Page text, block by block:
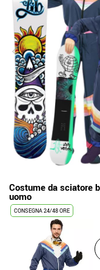
Costume da sciatore
uomo
CONSEGNA 24/48 ORE